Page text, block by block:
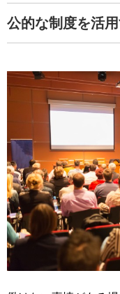
公的な制度を活